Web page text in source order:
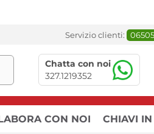
Servizio clienti:
Chatta con noi
327.1219352
CON NOI CHIAVI